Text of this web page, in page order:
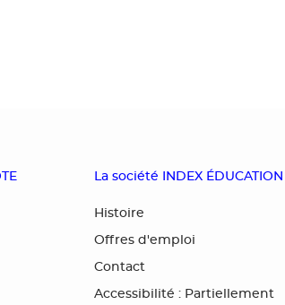
La société INDEX ÉDUCATION
Histoire
Offres d'emploi
Contact
Accessibilité : Partiellement